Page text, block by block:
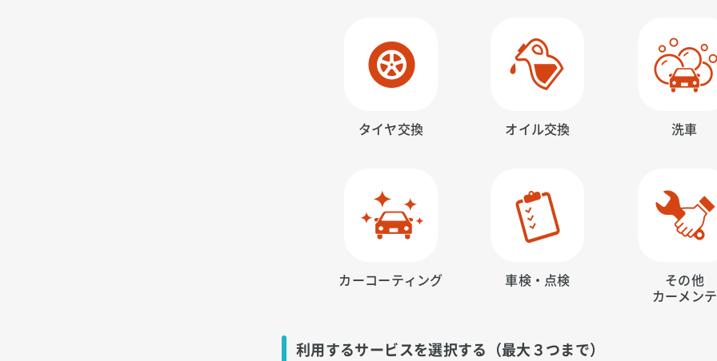
タイヤ交換 オイル交換 洗車
カーコーティング 車検・点検
その他
カーメンテ
利用するサービスを選択する（最大３つまで）